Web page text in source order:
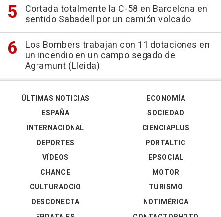
Cortada totalmente la C-58 en Barcelona en
sentido Sabadell por un camión volcado
Los Bombers trabajan con 11 dotaciones en
un incendio en un campo segado de
Agramunt (Lleida)
ÚLTIMAS NOTICIAS
ESPAÑA
INTERNACIONAL
DEPORTES
VÍDEOS
ECONOMÍA
SOCIEDAD
CIENCIAPLUS
PORTALTIC
EPSOCIAL
CHANCE
CULTURAOCIO
DESCONECTA
MOTOR
TURISMO
NOTIMÉRICA